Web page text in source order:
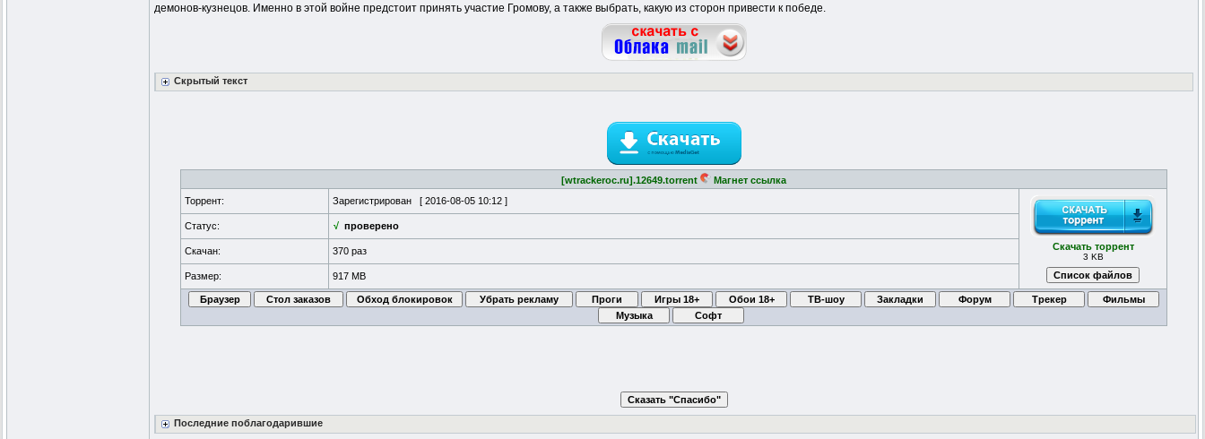
демонов-кузнецов. Именно в этой войне предстоит принять участие Громову, а также выбрать, какую из сторон привести к победе.
Скрытый текст
[wtrackeroc.ru].12649.torrent
Магнет ссылка
Торрент:
Зарегистрирован [ 2016-08-05 10:12 ]
Скачать торрент
3 KB
Статус: √ проверено
Скачан: 370 раз
Размер: 917 MB
Последние поблагодарившие